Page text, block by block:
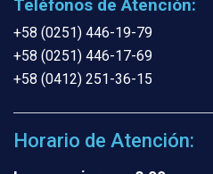
Teléfonos de Atención:
+58 (0251) 446-19-79
+58 (0251) 446-17-69
+58 (0412) 251-36-15
Horario de Atención: